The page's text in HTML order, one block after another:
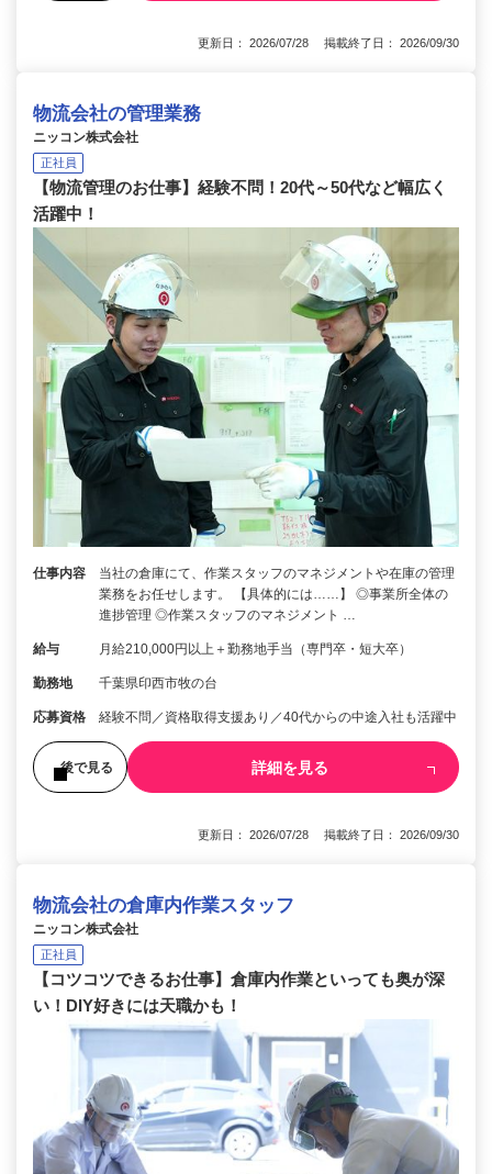
更新日： 2026/07/28 掲載終了日： 2026/09/30
物流会社の管理業務
ニッコン株式会社
正社員
【物流管理のお仕事】経験不問！20代～50代など幅広く
活躍中！
仕事内容
当社の倉庫にて、作業スタッフのマネジメントや在庫の管理
業務をお任せします。 【具体的には……】 ◎事業所全体の
進捗管理 ◎作業スタッフのマネジメント …
給与 月給210,000円以上＋勤務地手当（専門卒・短大卒）
勤務地 千葉県印西市牧の台
応募資格 経験不問／資格取得支援あり／40代からの中途入社も活躍中
後で見る 詳細を見る
更新日： 2026/07/28 掲載終了日： 2026/09/30
物流会社の倉庫内作業スタッフ
ニッコン株式会社
正社員
【コツコツできるお仕事】倉庫内作業といっても奥が深
い！DIY好きには天職かも！